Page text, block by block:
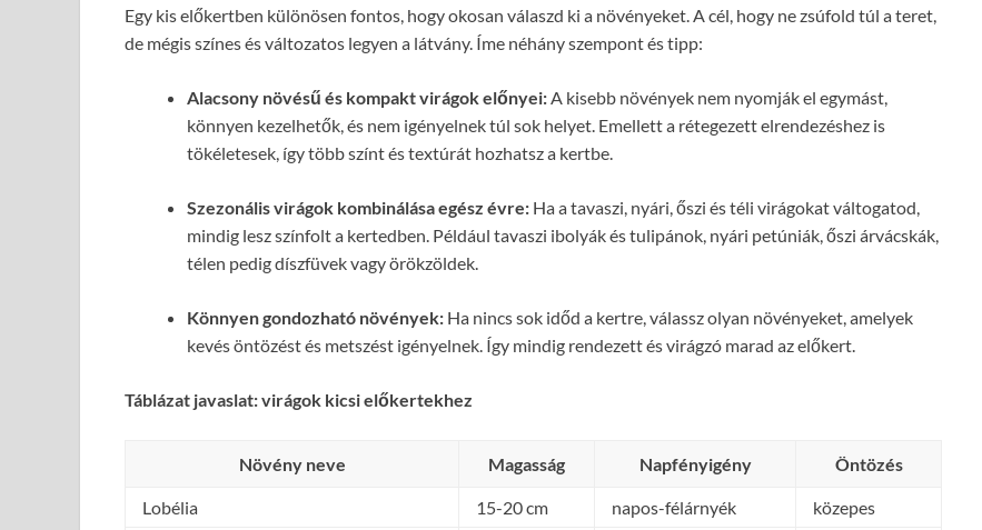
Egy kis előkertben különösen fontos, hogy okosan válaszd ki a növényeket. A cél, hogy ne zsúfold túl a teret,
de mégis színes és változatos legyen a látvány. Íme néhány szempont és tipp:
Alacsony növésű és kompakt virágok előnyei:A kisebb növények nem nyomják el egymást,
könnyen kezelhetők, és nem igényelnek túl sok helyet. Emellett a rétegezett elrendezéshez is
tökéletesek, így több színt és textúrát hozhatsz a kertbe.
Szezonális virágok kombinálása egész évre: Ha a tavaszi, nyári, őszi és téli virágokat váltogatod,
mindig lesz színfolt a kertedben. Például tavaszi ibolyák és tulipánok, nyári petúniák, őszi árvácskák,
télen pedig díszfüvek vagy örökzöldek.
Könnyen gondozható növények: Ha nincs sok időd a kertre, válassz olyan növényeket, amelyek
kevés öntözést és metszést igényelnek. Így mindig rendezett és virágzó marad az előkert.
Táblázat javaslat: virágok kicsi előkertekhez
Növény neve Magasság Napfényigény Öntözés
Lobélia 15-20 cm napos-félárnyék
közepes